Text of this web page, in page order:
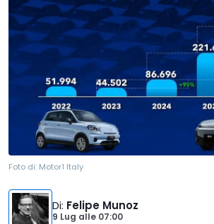
Foto di: Motor1 Italy
Di: Felipe Munoz
9 Lug alle 07:00